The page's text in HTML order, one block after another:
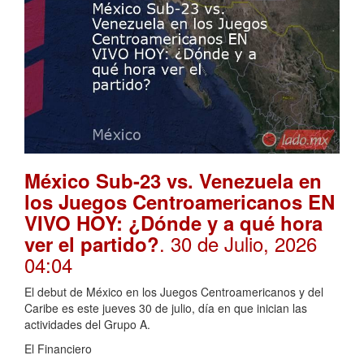
México Sub-23 vs. Venezuela en
los Juegos Centroamericanos EN
VIVO HOY: ¿Dónde y a qué hora
ver el partido?. 30 de Julio, 2026
04:04
El debut de México en los Juegos Centroamericanos y del
Caribe es este jueves 30 de julio, día en que inician las
actividades del Grupo A.
El Financiero